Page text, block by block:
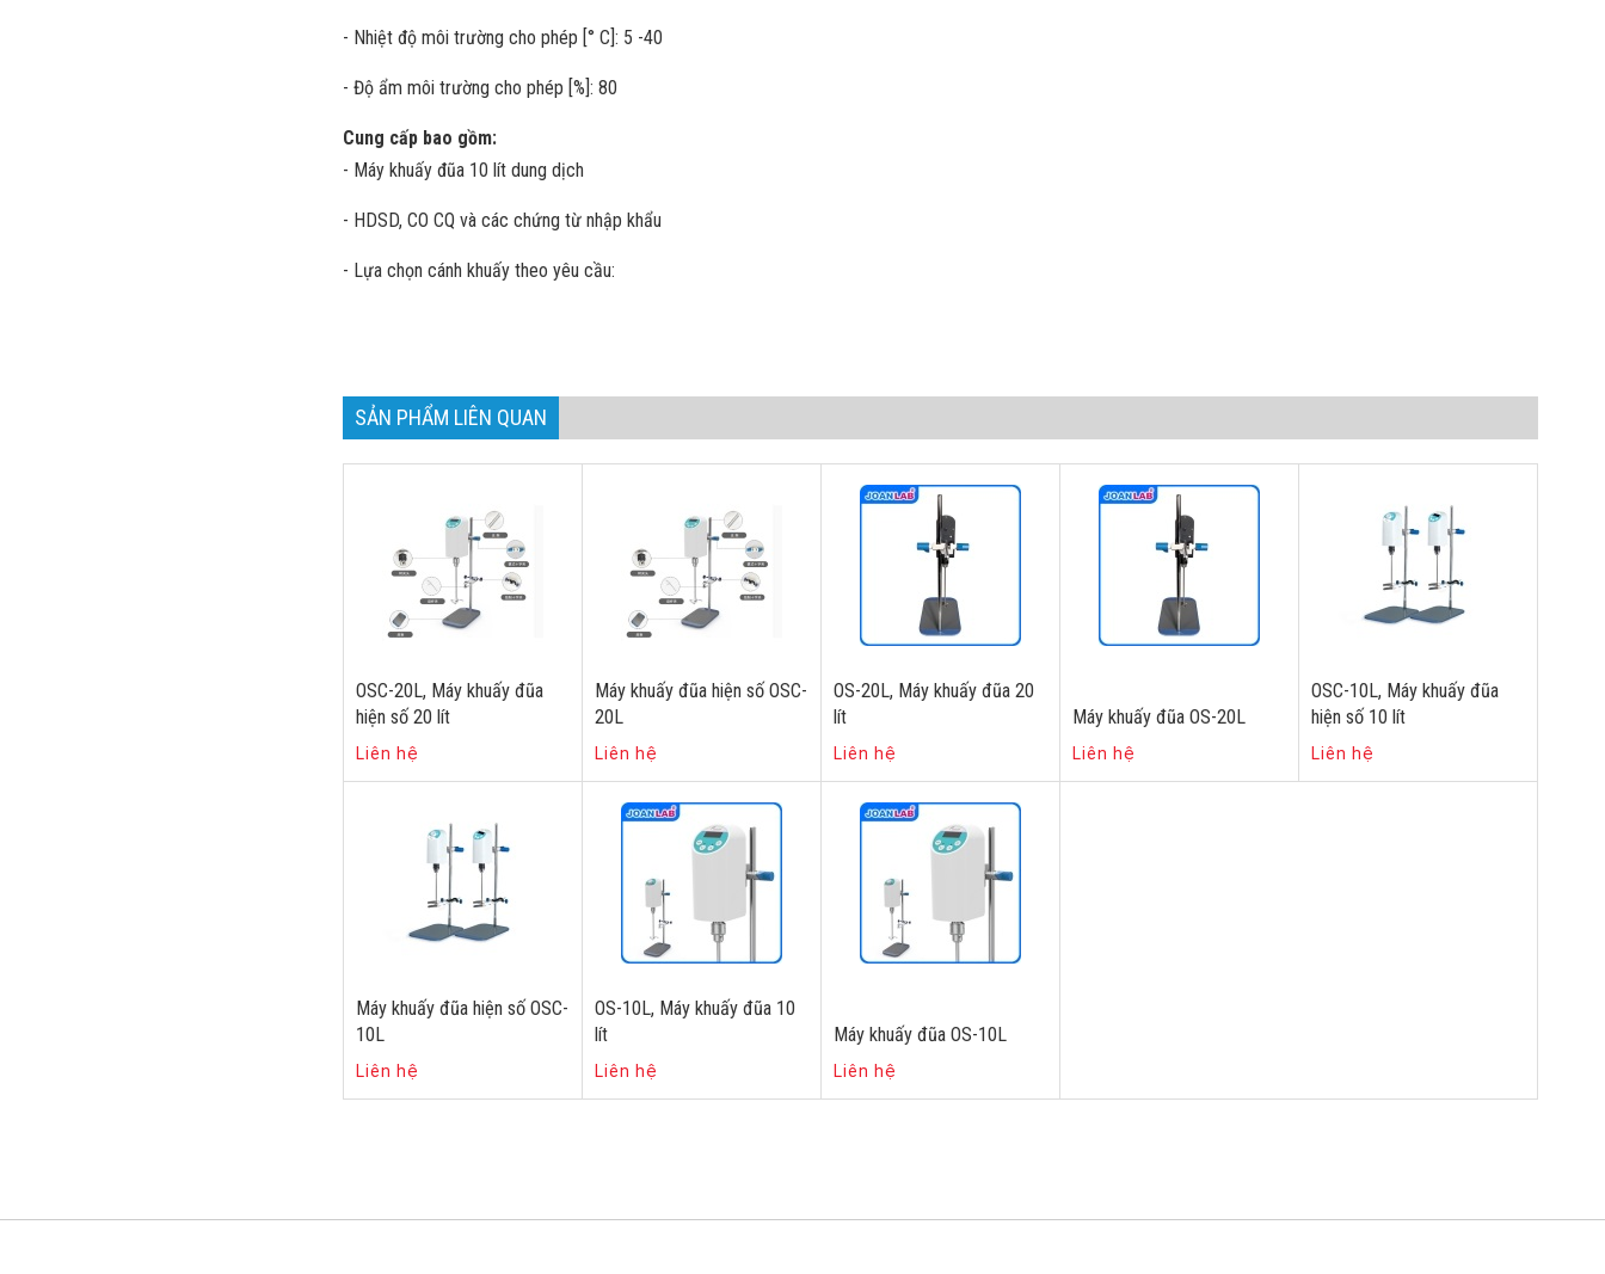
- Nhiệt độ môi trường cho phép [° C]: 5 -40
- Độ ẩm môi trường cho phép [%]: 80
Cung cấp bao gồm:
- Máy khuấy đũa 10 lít dung dịch
- HDSD, CO CQ và các chứng từ nhập khẩu
- Lựa chọn cánh khuấy theo yêu cầu:
SẢN PHẨM LIÊN QUAN
OSC-20L, Máy khuấy đũa
hiện số 20 lít
Liên hệ
Máy khuấy đũa hiện số OSC-
20L
Liên hệ
OS-20L, Máy khuấy đũa 20
lít
Liên hệ
Máy khuấy đũa OS-20L
Liên hệ
OSC-10L, Máy khuấy đũa
hiện số 10 lít
Liên hệ
Máy khuấy đũa hiện số OSC-
10L
Liên hệ
OS-10L, Máy khuấy đũa 10
lít
Liên hệ
Máy khuấy đũa OS-10L
Liên hệ